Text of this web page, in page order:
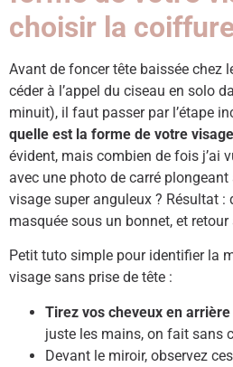
choisir la
Avant de foncer tête baissée chez
céder à l’appel du ciseau en solo
minuit), il faut passer par l’étape
quelle est la forme de votre visage
évident, mais combien de fois j’ai
avec une photo de carré plongeant
visage super anguleux ? Résultat :
masquée sous un bonnet, et retour
Petit tuto simple pour identifier la
visage sans prise de tête :
Tirez vos cheveux en arrière
juste les mains, on fait sans
Devant le miroir, observez